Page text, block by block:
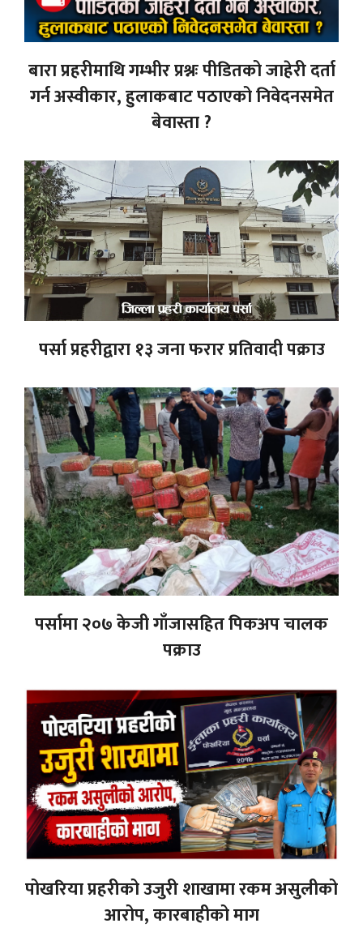
बारा प्रहरीमाथि गम्भीर प्रश्नः पीडितको जाहेरी दर्ता
गर्न अस्वीकार, हुलाकबाट पठाएको निवेदनसमेत
बेवास्ता ?
पर्सा प्रहरीद्वारा १३ जना फरार प्रतिवादी पक्राउ
पर्सामा २०७ केजी गाँजासहित पिकअप चालक
पक्राउ
पोखरिया प्रहरीको उजुरी शाखामा रकम असुलीको
आरोप, कारबाहीको माग